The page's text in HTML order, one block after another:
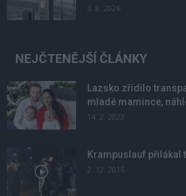
3. 8. 2026
NEJČTENĚJŠÍ ČLÁNKY
Lazsko zřídilo
mladé mamince,
14. 2. 2023
Krampuslauf přilákal
2. 12. 2016